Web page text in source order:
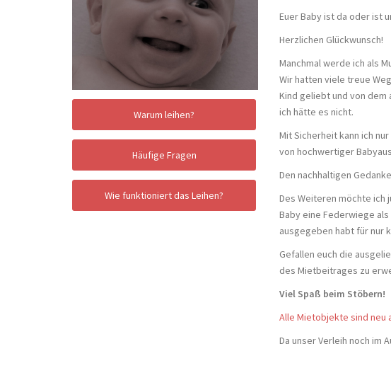
Warum leihen?
Häufige Fragen
Wie funktioniert das Leihen?
Euer Baby ist da oder ist
Herzlichen Glückwunsch!
Manchmal werde ich als
Wir hatten viele treue
Kind geliebt und von dem
ich hätte es nicht.
Mit Sicherheit kann ich
von hochwertiger
Den nachhaltigen
Des Weiteren möchte ich
Baby eine Federwiege
ausgegeben habt für nur
Gefallen euch die
des Mietbeitrages zu
Viel Spaß beim Stöbern!
Alle Mietobjekte sind neu
Da unser Verleih noch im